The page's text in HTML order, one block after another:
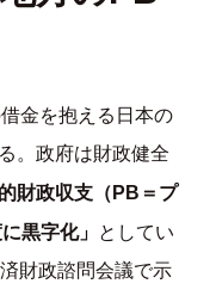
金を抱える日本の
。政府は財政健全
財政収支（PB＝プ
黒字化」 としてい
財政諮問会議で示